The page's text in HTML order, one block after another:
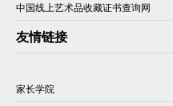
中国线上艺术品收藏证书查询网
友情链接
家长学院